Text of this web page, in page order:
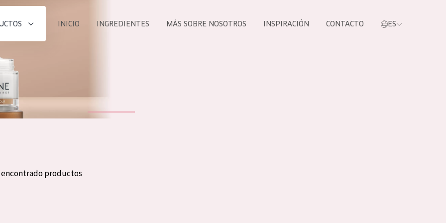
INICIO INGREDIENTES MÁS SOBRE NOSOTROS INSPIRACIÓN CONTACTO ES
encontrado productos